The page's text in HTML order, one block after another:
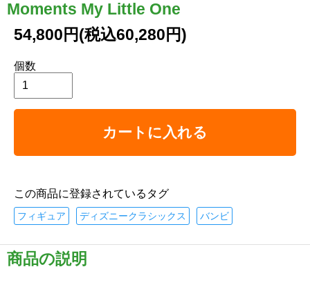
Moments My Little One
54,800円(税込60,280円)
個数
カートに入れる
この商品に登録されているタグ
フィギュア ディズニークラシックス バンビ
商品の説明